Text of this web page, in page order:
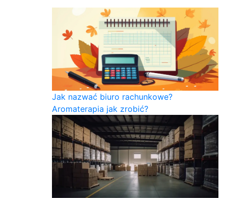
Jak nazwać biuro rachunkowe?
Aromaterapia jak zrobić?